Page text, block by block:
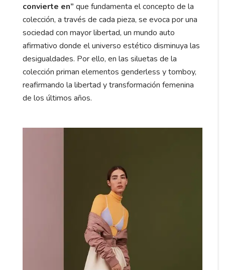
convierte en” que fundamenta el concepto de la
colección, a través de cada pieza, se evoca por una
sociedad con mayor libertad, un mundo auto
afirmativo donde el universo estético disminuya las
desigualdades. Por ello, en las siluetas de la
colección priman elementos genderless y tomboy,
reafirmando la libertad y transformación femenina
de los últimos años.